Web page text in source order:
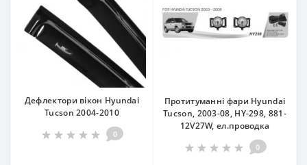
Дефлектори вікон Hyundai
Tucson 2004-2010
0
Протитуманні фари Hyundai
Tucson, 2003-08, HY-298, 881-
12V27W, ел.проводка
0